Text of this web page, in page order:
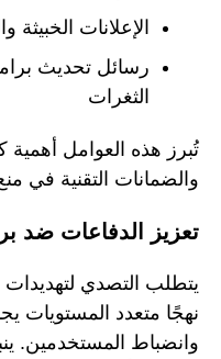
الإعلانات الخبيثة
رسائل تحديث
الثغرات
تُبرز هذه العوامل
والضمانات التقنية في
تعزيز الدفاعات ضد
نهجًا متعدد المستويات
وانضباط المستخدمين.